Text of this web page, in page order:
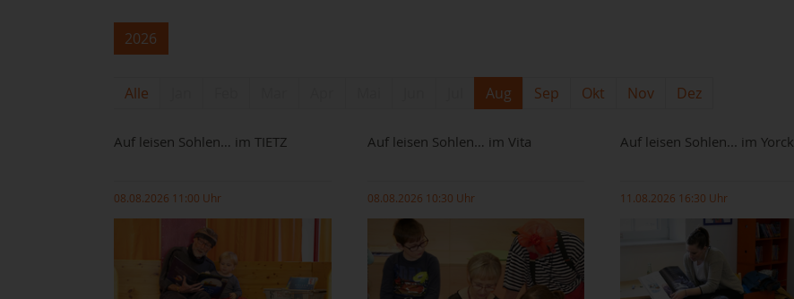
2026
Alle Aug Sep Okt Nov Dez
Auf leisen Sohlen… im TIETZ
08.08.2026 11:00 Uhr
Auf leisen Sohlen… im Vita
08.08.2026 10:30 Uhr
Auf leisen Sohlen... im Yorck
11.08.2026 16:30 Uhr